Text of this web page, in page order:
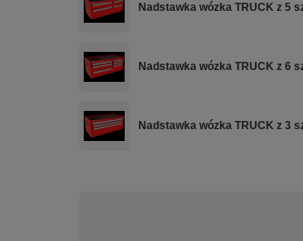
Nadstawka wózka TRUCK z 5
Nadstawka wózka TRUCK z 6
Nadstawka wózka TRUCK z 3